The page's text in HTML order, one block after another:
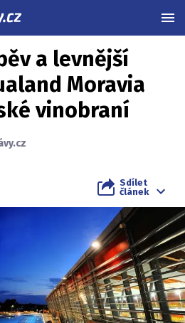
a levnější
Moravia
vinobraní
Sdílet
článek